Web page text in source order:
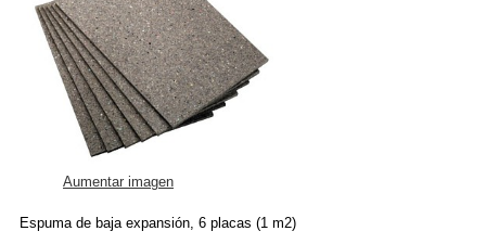
Aumentar imagen
Espuma de baja expansión, 6 placas (1 m2)